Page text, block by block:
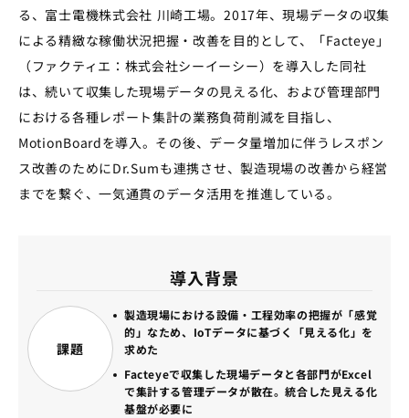
る、富士電機株式会社 川崎工場。2017年、現場データの収集
による精緻な稼働状況把握・改善を目的として、「Facteye」
（ファクティエ：株式会社シーイーシー）を導入した同社
は、続いて収集した現場データの見える化、および管理部門
における各種レポート集計の業務負荷削減を目指し、
MotionBoardを導入。その後、データ量増加に伴うレスポン
ス改善のためにDr.Sumも連携させ、製造現場の改善から経営
までを繋ぐ、一気通貫のデータ活用を推進している。
導入背景
課題
製造現場における設備・工程効率の把握が「感覚
的」なため、IoTデータに基づく「見える化」を
求めた
Facteyeで収集した現場データと各部門がExcel
で集計する管理データが散在。統合した見える化
基盤が必要に